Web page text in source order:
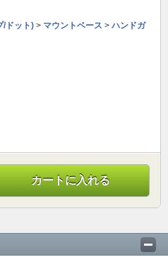
/ドット) > マウントベース > ハンドガ
カートに入れる